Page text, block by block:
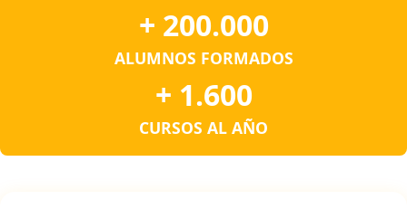
+ 200.000
ALUMNOS FORMADOS
+ 1.600
CURSOS AL AÑO